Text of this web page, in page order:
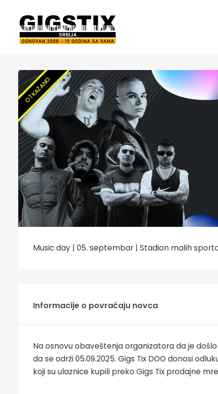
OTKAZANO
Music day | 05. septembar | Stadion malih
Informacije o povraćaju novca
Na osnovu obaveštenja organizatora da je
da se održi 05.09.2025. Gigs Tix DOO donosi
koji su ulaznice kupili preko Gigs Tix prodajne